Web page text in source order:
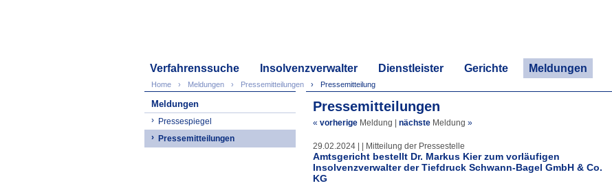
Verfahrenssuche Insolvenzverwalter Dienstleister Gerichte Meldungen
Home Meldungen Pressemitteilungen Pressemitteilung
Meldungen
Pressespiegel
Pressemitteilungen
Pressemitteilungen
« vorherige Meldung nächste Meldung »
29.02.2024 | | Mitteilung der Pressestelle
Amtsgericht bestellt Dr. Markus Kier zum vorläufigen
Insolvenzverwalter der Tiefdruck Schwann-Bagel GmbH & Co.
KG